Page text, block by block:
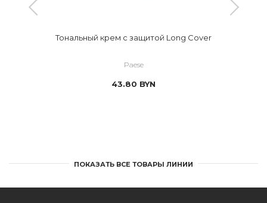
Тональный крем с защитой Long Cover
Paese
43.80 BYN
ПОКАЗАТЬ ВСЕ ТОВАРЫ ЛИНИИ